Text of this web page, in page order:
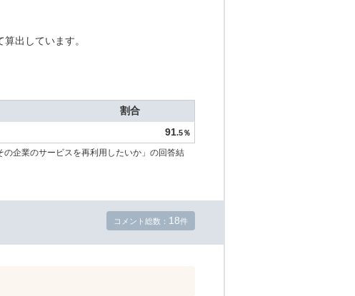
出しています。
割合
91.5％
企業のサービスを再利用したいか」の回答結
コメント総数： 18件